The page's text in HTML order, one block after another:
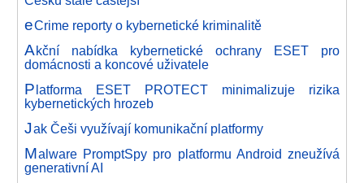
eCrime reporty o kybernetické kriminalitě
Akční nabídka kybernetické ochrany ESET pro
domácnosti a koncové uživatele
Platforma ESET PROTECT minimalizuje rizika
kybernetických hrozeb
Jak Češi využívají komunikační platformy
Malware PromptSpy pro platformu Android zneužívá
generativní AI